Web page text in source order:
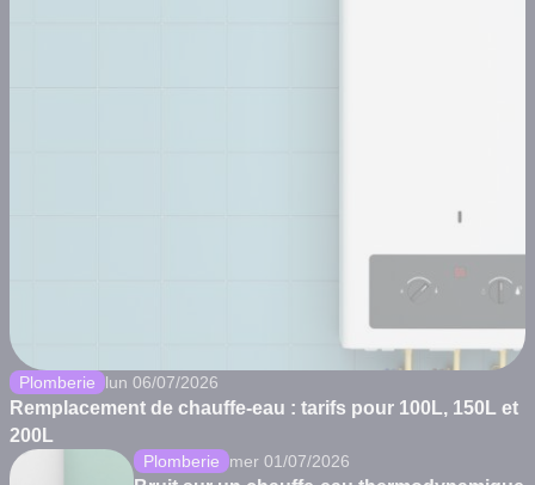
Plomberie lun 06/07/2026
Remplacement de chauffe-eau : tarifs pour 100L, 150L et
200L
Plomberie mer 01/07/2026